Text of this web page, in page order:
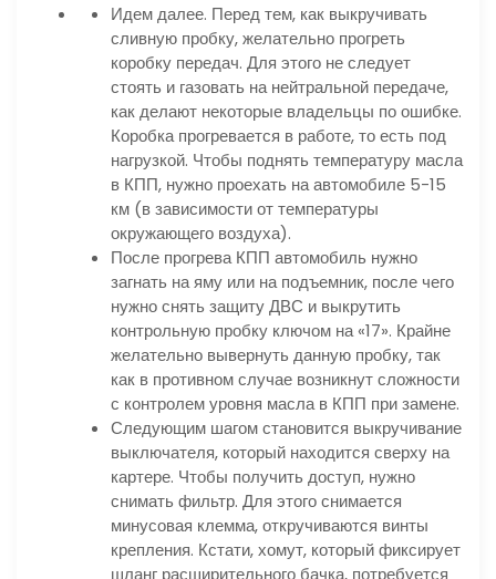
Идем далее. Перед тем, как выкручивать
сливную пробку, желательно прогреть
коробку передач. Для этого не следует
стоять и газовать на нейтральной передаче,
как делают некоторые владельцы по ошибке.
Коробка прогревается в работе, то есть под
нагрузкой. Чтобы поднять температуру масла
в КПП, нужно проехать на автомобиле 5-15
км (в зависимости от температуры
окружающего воздуха).
После прогрева КПП автомобиль нужно
загнать на яму или на подъемник, после чего
нужно снять защиту ДВС и выкрутить
контрольную пробку ключом на «17». Крайне
желательно вывернуть данную пробку, так
как в противном случае возникнут сложности
с контролем уровня масла в КПП при замене.
Следующим шагом становится выкручивание
выключателя, который находится сверху на
картере. Чтобы получить доступ, нужно
снимать фильтр. Для этого снимается
минусовая клемма, откручиваются винты
крепления. Кстати, хомут, который фиксирует
шланг расширительного бачка, потребуется